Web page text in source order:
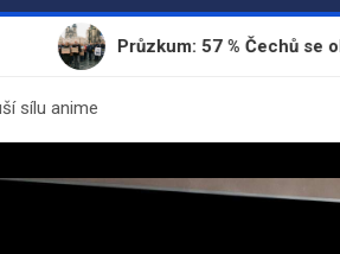
Průzkum: 57 % Čechů se obává
sílu anime